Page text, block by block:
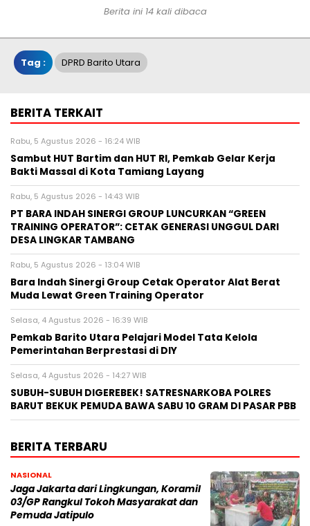
Berita ini 14 kali dibaca
Tag : DPRD Barito Utara
BERITA TERKAIT
Rabu, 5 Agustus 2026 - 16:24 WIB
Sambut HUT Bartim dan HUT RI, Pemkab Gelar Kerja
Bakti Massal di Kota Tamiang Layang
Rabu, 5 Agustus 2026 - 14:43 WIB
PT BARA INDAH SINERGI GROUP LUNCURKAN “GREEN
TRAINING OPERATOR”: CETAK GENERASI UNGGUL DARI
DESA LINGKAR TAMBANG
Rabu, 5 Agustus 2026 - 13:04 WIB
Bara Indah Sinergi Group Cetak Operator Alat Berat
Muda Lewat Green Training Operator
Selasa, 4 Agustus 2026 - 16:39 WIB
Pemkab Barito Utara Pelajari Model Tata Kelola
Pemerintahan Berprestasi di DIY
Selasa, 4 Agustus 2026 - 14:27 WIB
SUBUH-SUBUH DIGEREBEK! SATRESNARKOBA POLRES
BARUT BEKUK PEMUDA BAWA SABU 10 GRAM DI PASAR PBB
BERITA TERBARU
NASIONAL
Jaga Jakarta dari Lingkungan, Koramil
03/GP Rangkul Tokoh Masyarakat dan
Pemuda Jatipulo